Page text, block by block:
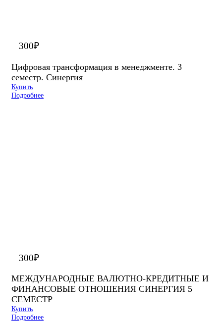
300₽
Цифровая трансформация в менеджменте. 3
семестр. Синергия
Купить
Подробнее
300₽
МЕЖДУНАРОДНЫЕ ВАЛЮТНО-КРЕДИТНЫЕ И
ФИНАНСОВЫЕ ОТНОШЕНИЯ СИНЕРГИЯ 5
СЕМЕСТР
Купить
Подробнее